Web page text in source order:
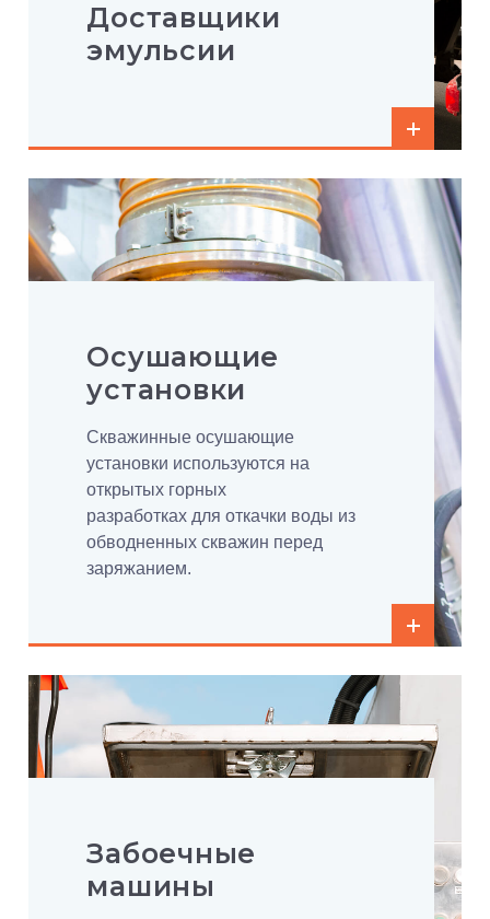
Доставщики
эмульсии
Осушающие
установки
Скважинные осушающие
установки используются на
открытых горных
разработках для откачки воды из
обводненных скважин перед
заряжанием.
Забоечные
машины